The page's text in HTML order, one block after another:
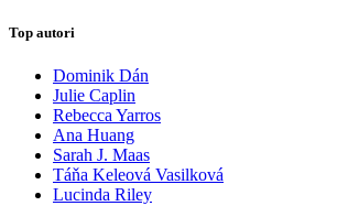
Top autori
Dominik Dán
Julie Caplin
Rebecca Yarros
Ana Huang
Sarah J. Maas
Táňa Keleová Vasilková
Lucinda Riley